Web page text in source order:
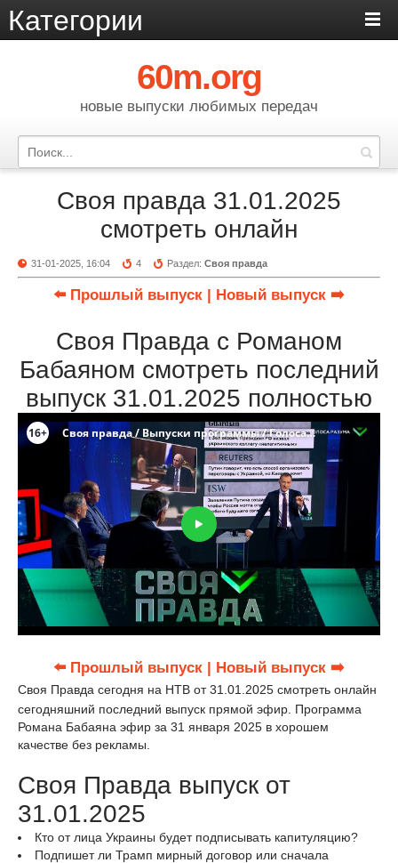
Категории
60m.org
новые выпуски любимых передач
Своя правда 31.01.2025
смотреть онлайн
31-01-2025, 16:04 4 Раздел:Своя правда
⬅️ Прошлый выпуск | Новый выпуск ➡️
Своя Правда с Романом
Бабаяном смотреть последний
выпуск 31.01.2025 полностью
⬅️ Прошлый выпуск | Новый выпуск ➡️
Своя Правда сегодня на НТВ от 31.01.2025 смотреть онлайн
сегодняшний последний выпуск прямой эфир. Программа
Романа Бабаяна эфир за 31 января 2025 в хорошем
качестве без рекламы.
Своя Правда выпуск от
31.01.2025
Кто от лица Украины будет подписывать капитуляцию?
Подпишет ли Трамп мирный договор или сначала